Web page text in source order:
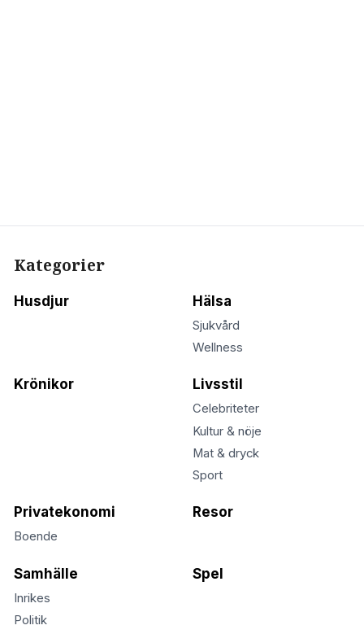
Kategorier
Husdjur Hälsa
Sjukvård
Wellness
Krönikor Livsstil
Celebriteter
Kultur & nöje
Mat & dryck
Sport
Privatekonomi
Boende
Resor
Samhälle
Inrikes
Politik
Spel